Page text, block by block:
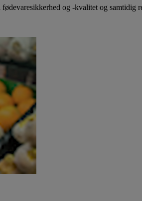
og -kvalitet og samtidig